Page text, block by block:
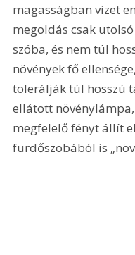
magasságban vizet
megoldás csak
szóba, és nem túl
növények fő
tolerálják túl hosszú
ellátott
megfelelő fényt állít
fürdőszobából is